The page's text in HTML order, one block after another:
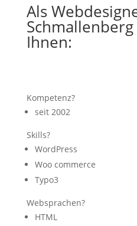
Als
Ihnen:
Kompetenz?
seit 2002
Skills?
WordPress
Woo commerce
Typo3
Websprachen?
HTML